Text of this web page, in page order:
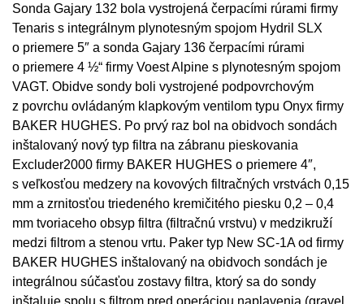
Sonda Gajary 132 bola vystrojená čerpacími rúrami firmy
Tenaris s integrálnym plynotesným spojom Hydril SLX
o priemere 5″ a sonda Gajary 136 čerpacími rúrami
o priemere 4 ½“ firmy Voest Alpine s plynotesným spojom
VAGT. Obidve sondy boli vystrojené podpovrchovým
z povrchu ovládaným klapkovým ventilom typu Onyx firmy
BAKER HUGHES. Po prvý raz bol na obidvoch sondách
inštalovaný nový typ filtra na zábranu pieskovania
Excluder2000 firmy BAKER HUGHES o priemere 4″,
s veľkosťou medzery na kovových filtračných vrstvách 0,15
mm a zrnitosťou triedeného kremičitého piesku 0,2 – 0,4
mm tvoriaceho obsyp filtra (filtračnú vrstvu) v medzikruží
medzi filtrom a stenou vrtu. Paker typ New SC-1A od firmy
BAKER HUGHES inštalovaný na obidvoch sondách je
integrálnou súčasťou zostavy filtra, ktorý sa do sondy
inštaluje spolu s filtrom pred operáciou naplavenia (gravel